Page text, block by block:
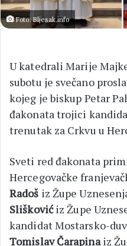
Foto: Bljesak.info
U katedrali Marije
subotu je svečano
kojeg je biskup Petar
đakonata trojici
trenutak za Crkvu u
Sveti red đakonata
Hercegovačke
Radoš iz Župe
Sliškovićiz Župe
kandidat Mostarsko-
Tomislav Čarapinaiz